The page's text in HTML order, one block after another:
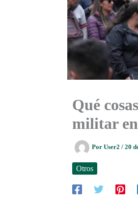
Qué
militar
Por User2 / 20
Otros